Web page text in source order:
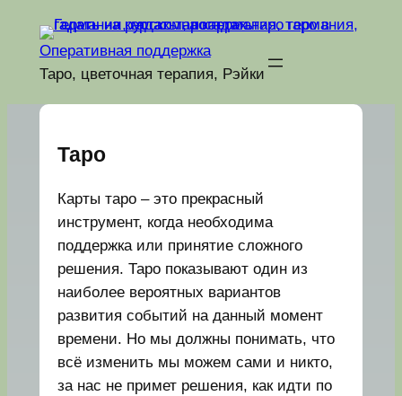
Перейти
содержимому
Оперативная поддержка
Таро, цветочная терапия, Рэйки
Таро
Карты таро – это прекрасный
инструмент, когда необходима
поддержка или принятие сложного
решения. Таро показывают один из
наиболее вероятных вариантов
развития событий на данный момент
времени. Но мы должны понимать, что
всё изменить мы можем сами и никто,
за нас не примет решения, как идти по